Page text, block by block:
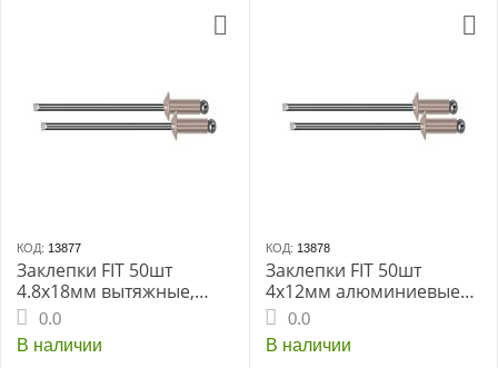
КОД: 13877
Заклепки FIT 50шт
4.8х18мм вытяжные,
алюминиевые (MU)
(23768дi)
0.0
В наличии
КОД: 13878
Заклепки FIT 50шт
4x12мм алюминиевые
(MU) (23742дi)
0.0
В наличии